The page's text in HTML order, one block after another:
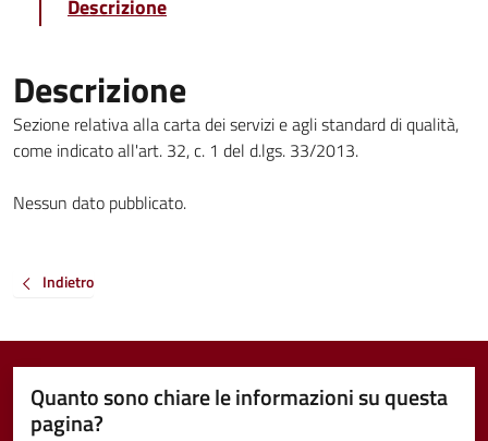
Descrizione
Descrizione
Sezione relativa alla carta dei servizi e agli standard di qualità,
come indicato all'art. 32, c. 1 del d.lgs. 33/2013.
Nessun dato pubblicato.
Indietro
Quanto sono chiare le informazioni su questa
pagina?